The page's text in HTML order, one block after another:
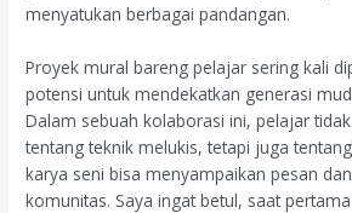
menyatukan berbagai pandangan.
Proyek mural bareng pelajar sering kali
potensi untuk mendekatkan generasi
Dalam sebuah kolaborasi ini, pelajar
tentang teknik melukis, tetapi juga
karya seni bisa menyampaikan pesan
komunitas. Saya ingat betul, saat